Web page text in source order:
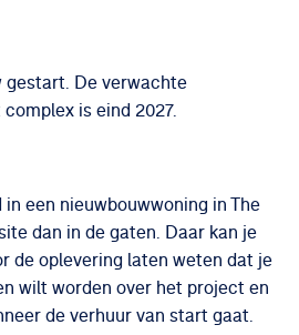
gestart. De verwachte
is eind 2027.
een nieuwbouwwoning in The
dan in de gaten. Daar kan je
de oplevering laten weten dat je
wilt worden over het project en
de verhuur van start gaat.